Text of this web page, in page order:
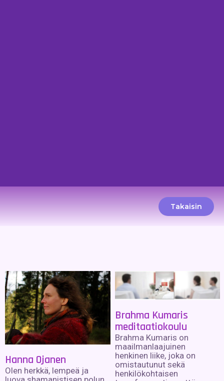
Takaisin
Hanna Ojanen
Olen herkkä, lempeä ja
Brahma Kumaris
meditaatiokoulu
Brahma Kumaris on
maailmanlaajuinen
henkinen liike, joka on
omistautunut sekä
henkilökohtaisen